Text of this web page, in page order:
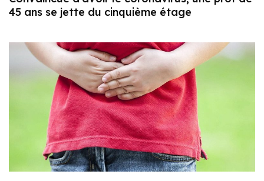
45 ans se jette du cinquième étage